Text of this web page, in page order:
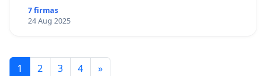
7 firmas
24 Aug 2025
1 2 3 4 »